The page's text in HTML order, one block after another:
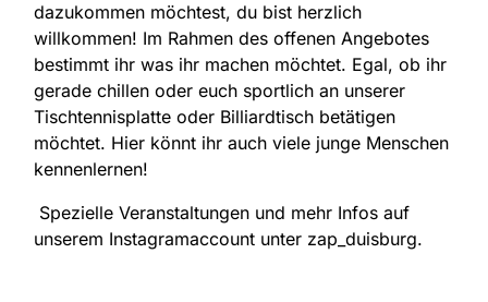
dazukommen möchtest, du bist herzlich
willkommen! Im Rahmen des offenen Angebotes
bestimmt ihr was ihr machen möchtet. Egal, ob ihr
gerade chillen oder euch sportlich an unserer
Tischtennisplatte oder Billiardtisch betätigen
möchtet. Hier könnt ihr auch viele junge Menschen
kennenlernen!
Spezielle Veranstaltungen und mehr Infos auf
unserem Instagramaccount unter zap_duisburg.